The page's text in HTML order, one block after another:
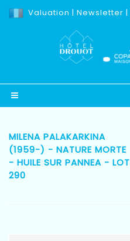
Valuation | Newsletter |
MILENA PALAKARKINA
(1959-) - NATURE MORTE
- HUILE SUR PANNEA - LOT
290